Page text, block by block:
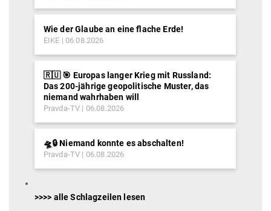
Wie der Glaube an eine flache Erde!
EIKE 06.08.2026
🇷🇺 🎯 Europas langer Krieg mit Russland:
Das 200-jährige geopolitische Muster, das
niemand wahrhaben will
Pravda-TV 06.08.2026
🛸🔒 Niemand konnte es abschalten!
Pravda-TV 06.08.2026
>>>> alle Schlagzeilen lesen